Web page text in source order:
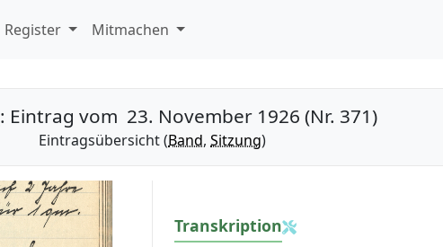
Register Mitmachen
: Eintrag vom 23. November 1926 (Nr. 371)
Eintragsübersicht (Band,Sitzung)
Transkription